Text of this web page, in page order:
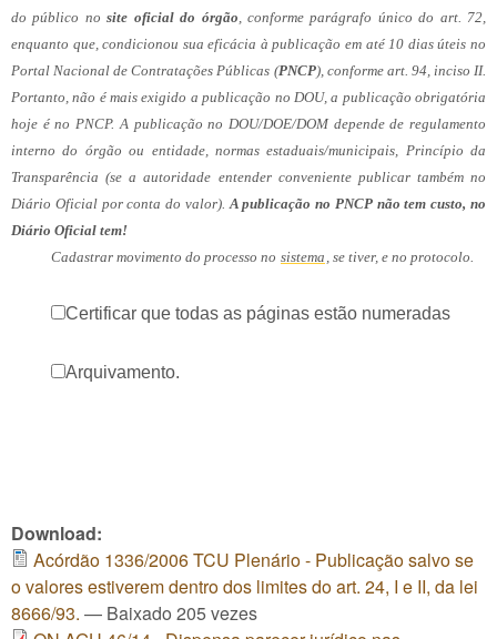
do público nosite oficial do órgão , conforme parágrafo único do art. 72,
enquanto que, condicionou sua eficácia à publicação em até 10 dias úteis no
Portal Nacional de Contratações Públicas (PNCP), conforme art. 94, inciso II.
Portanto, não é mais exigido a publicação no DOU, a publicação obrigatória
hoje é no PNCP. A publicação no DOU/DOE/DOM depende de regulamento
interno do órgão ou entidade, normas estaduais/municipais, Princípio da
Transparência (se a autoridade entender conveniente publicar também no
Diário Oficial por conta do valor). A publicação no PNCP não tem custo, no
Diário Oficial tem!
Cadastrar movimento do processo no sistema , se tiver, e no protocolo.
Certificar que todas as páginas estão numeradas
Arquivamento.
Download:
Acórdão 1336/2006 TCU Plenário - Publicação salvo se
o valores estiverem dentro dos limites do art. 24, I e II, da lei
8666/93. — Baixado 205 vezes